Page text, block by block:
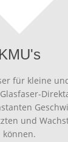
KMU's
für kleine
und
können.